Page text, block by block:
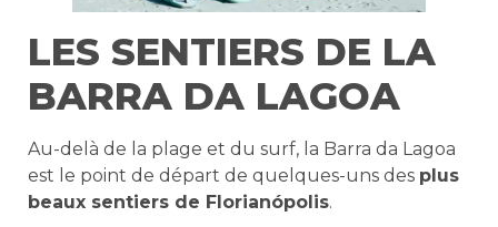
LES SENTIERS DE LA
BARRA DA LAGOA
Au-delà de la plage et du surf, la Barra da Lagoa
est le point de départ de quelques-uns des plus
beaux sentiers de Florianópolis.